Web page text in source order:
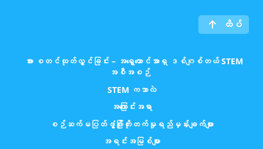
ထိပ်
အား စတင်ထုတ်လွှင်ခြင်း – အရှေ့တောင်အာရှ ဒစ်ဂျစ်တယ် STEM
အစီအစဉ်
STEM ကဘာလဲ
အကြောင်းအရာ
စဉ်ဆက်မပြတ်ဖွံ့ဖြိုးတိုးတက်မှုရည်မှန်းချက်များ
အရင်းအမြစ်များ